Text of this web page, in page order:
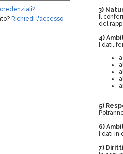
Richiedi l'accesso
3)
Il
del
4)
I dati,
5)
6)
I dati
7)